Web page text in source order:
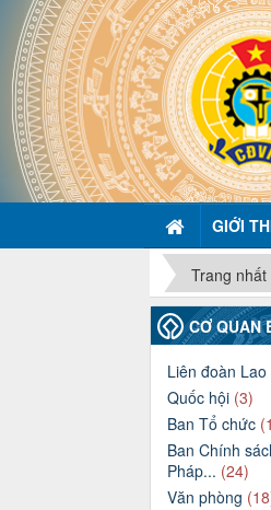
GIỚI
Trang nhất
CƠ QUAN
Liên đoàn Lao
Quốc hội (3)
Ban Tổ chức
Ban Chính
Pháp... (24)
Văn phòng